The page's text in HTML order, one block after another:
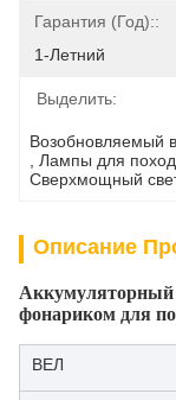
Гарантия (год)::
1-Летний
Выделить:
Возобновляемый
Лампы для
Сверхмощный
Описание
Аккумуляторный
фонариком для
ВЕЛ